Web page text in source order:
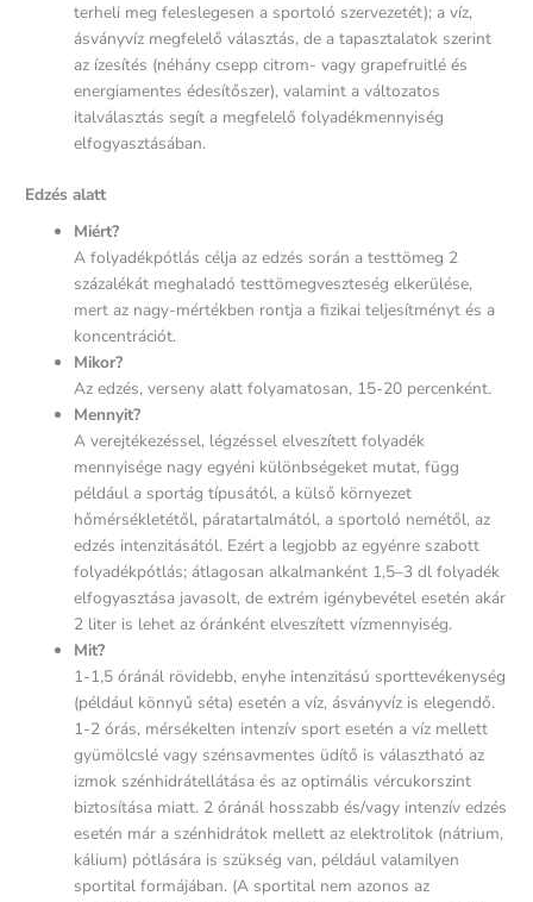
terheli meg feleslegesen a sportoló szervezetét); a víz,
ásványvíz megfelelő választás, de a tapasztalatok szerint
az ízesítés (néhány csepp citrom- vagy grapefruitlé és
energiamentes édesítőszer), valamint a változatos
italválasztás segít a megfelelő folyadékmennyiség
elfogyasztásában.
Edzés alatt
Miért?
A folyadékpótlás célja az edzés során a testtömeg 2
százalékát meghaladó testtömegveszteség elkerülése,
mert az nagy-mértékben rontja a fizikai teljesítményt és a
koncentrációt.
Mikor?
Az edzés, verseny alatt folyamatosan, 15-20 percenként.
Mennyit?
A verejtékezéssel, légzéssel elveszített folyadék
mennyisége nagy egyéni különbségeket mutat, függ
például a sportág típusától, a külső környezet
hőmérsékletétől, páratartalmától, a sportoló nemétől, az
edzés intenzitásától. Ezért a legjobb az egyénre szabott
folyadékpótlás; átlagosan alkalmanként 1,5–3 dl folyadék
elfogyasztása javasolt, de extrém igénybevétel esetén akár
2 liter is lehet az óránként elveszített vízmennyiség.
Mit?
1-1,5 óránál rövidebb, enyhe intenzitású sporttevékenység
(például könnyű séta) esetén a víz, ásványvíz is elegendő.
1-2 órás, mérsékelten intenzív sport esetén a víz mellett
gyümölcslé vagy szénsavmentes üdítő is választható az
izmok szénhidrátellátása és az optimális vércukorszint
biztosítása miatt. 2 óránál hosszabb és/vagy intenzív edzés
esetén már a szénhidrátok mellett az elektrolitok (nátrium,
kálium) pótlására is szükség van, például valamilyen
sportital formájában. (A sportital nem azonos az